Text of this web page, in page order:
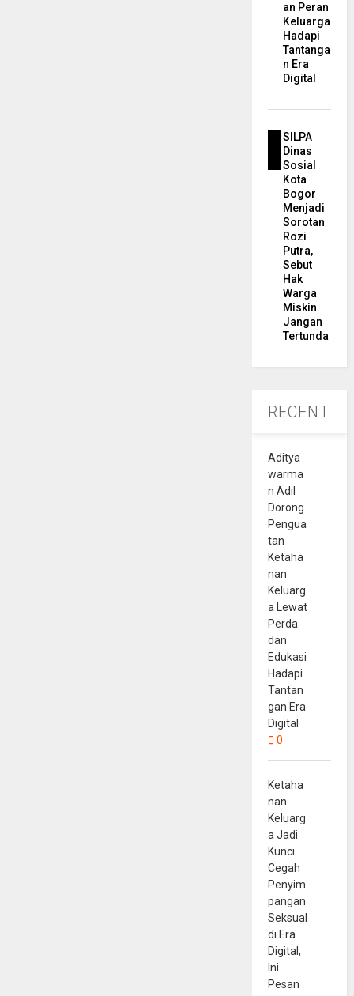
an Peran
Keluarga
Hadapi
Tantanga
n Era
Digital
SILPA
Dinas
Sosial
Kota
Bogor
Menjadi
Sorotan
Rozi
Putra,
Sebut
Hak
Warga
Miskin
Jangan
Tertunda
RECENT
Aditya
warma
n Adil
Dorong
Pengua
tan
Ketaha
nan
Keluarg
a Lewat
Perda
dan
Edukasi
Hadapi
Tantan
gan Era
Digital
0
Ketaha
nan
Keluarg
a Jadi
Kunci
Cegah
Penyim
pangan
Seksual
di Era
Digital,
Ini
Pesan